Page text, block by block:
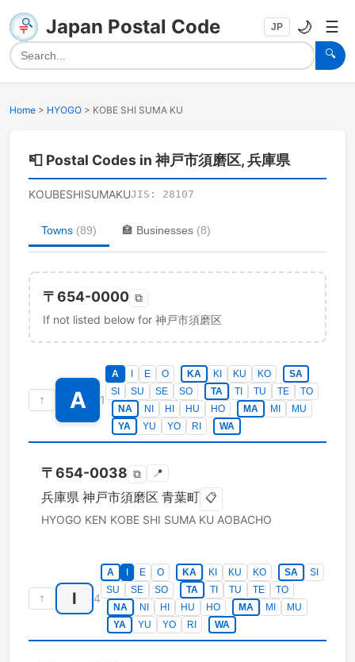
Japan Postal Code
🔍
JP 🌙 ☰
Home > HYOGO > KOBE SHI SUMA KU
📮 Postal Codes in 神戸市須磨区, 兵庫県
KOUBESHISUMAKUJIS: 28107
Towns (89) 🏣 Businesses (8)
〒654-0000 ⧉
If not listed below for 神戸市須磨区
↑ A 1
A E O KA KI KU KO
SA
SI
SU SE SO TA TI TU TE
TO
NA
NI HI HU HO MA MI
MU
YA
YU YO RI WA
〒654-0038 ⧉ 📍
兵庫県 神戸市須磨区 青葉町 📋
HYOGO KEN KOBE SHI SUMA KU AOBACHO
↑ I 4
A E O KA KI KU KO SA
SI
SU
SE SO TA TI TU TE
TO
NA
NI HI HU HO MA MI
MU
YA
YU YO RI WA